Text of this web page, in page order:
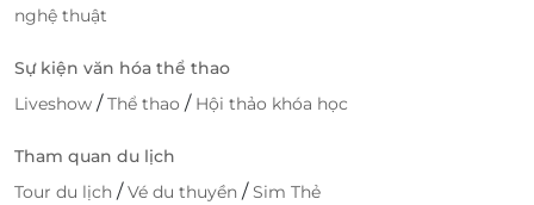
nghệ thuật
Sự kiện văn hóa thể thao
Liveshow /Thể thao / Hội thảo khóa học
Tham quan du lịch
Tour du lịch /Vé du thuyền /Sim Thẻ